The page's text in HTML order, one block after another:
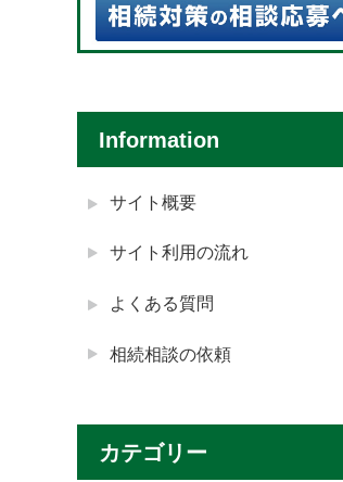
Information
サイト概要
サイト利用の流れ
よくある質問
相続相談の依頼
カテゴリー